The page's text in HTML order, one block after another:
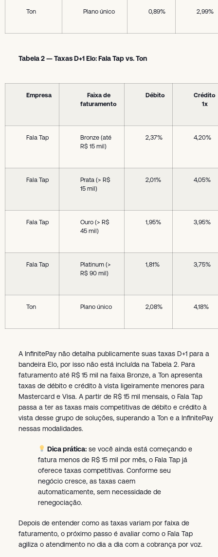
Ton Plano único 0,89% 2,99%
Tabela 2 — Taxas D+1 Elo: Fala Tap vs. Ton
Empresa
Faixa de
faturamento
Débito
Crédito
1x
Fala Tap
Bronze (até
R$ 15 mil)
2,37% 4,20%
Fala Tap
Prata (> R$
15 mil)
2,01% 4,05%
Fala Tap
Ouro (> R$
45 mil)
1,95% 3,95%
Fala Tap
Platinum (>
R$ 90 mil)
1,81% 3,75%
Ton Plano único 2,08% 4,18%
A InfinitePay não detalha publicamente suas taxas D+1 para a
bandeira Elo, por isso não está incluída na Tabela 2. Para
faturamento até R$ 15 mil na faixa Bronze, a Ton apresenta
taxas de débito e crédito à vista ligeiramente menores para
Mastercard e Visa. A partir de R$ 15 mil mensais, o Fala Tap
passa a ter as taxas mais competitivas de débito e crédito à
vista desse grupo de soluções, superando a Ton e a InfinitePay
nessas modalidades.
Dica prática:se você ainda está começando e
fatura menos de R$ 15 mil por mês, o Fala Tap já
oferece taxas competitivas. Conforme seu
negócio cresce, as taxas caem
automaticamente, sem necessidade de
renegociação.
Depois de entender como as taxas variam por faixa de
faturamento, o próximo passo é avaliar como o Fala Tap
agiliza o atendimento no dia a dia com a cobrança por voz.